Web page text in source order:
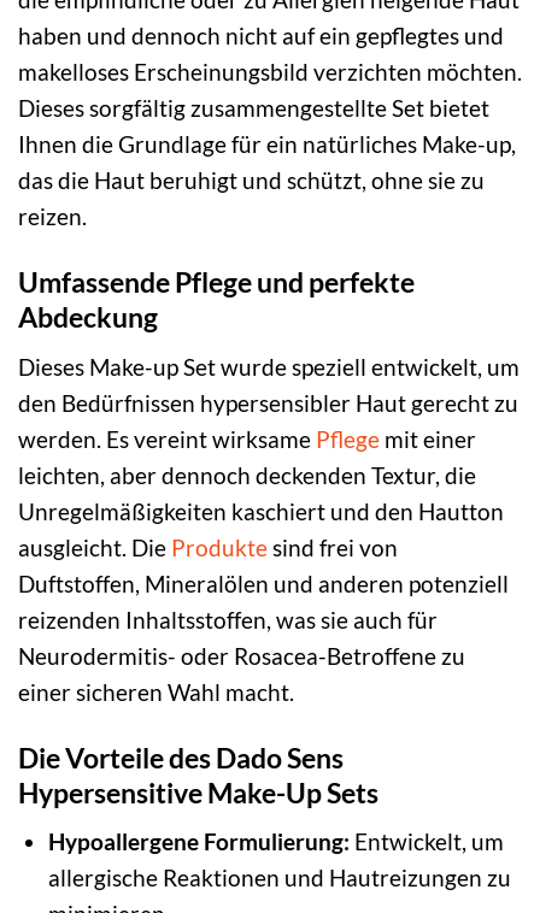
haben und dennoch nicht auf ein gepflegtes und
makelloses Erscheinungsbild verzichten möchten.
Dieses sorgfältig zusammengestellte Set bietet
Ihnen die Grundlage für ein natürliches Make-up,
das die Haut beruhigt und schützt, ohne sie zu
reizen.
Umfassende Pflege und perfekte
Abdeckung
Dieses Make-up Set wurde speziell entwickelt, um
den Bedürfnissen hypersensibler Haut gerecht zu
werden. Es vereint wirksame Pflege mit einer
leichten, aber dennoch deckenden Textur, die
Unregelmäßigkeiten kaschiert und den Hautton
ausgleicht. Die Produkte sind frei von
Duftstoffen, Mineralölen und anderen potenziell
reizenden Inhaltsstoffen, was sie auch für
Neurodermitis- oder Rosacea-Betroffene zu
einer sicheren Wahl macht.
Die Vorteile des Dado Sens
Hypersensitive Make-Up Sets
Hypoallergene Formulierung: Entwickelt, um
allergische Reaktionen und Hautreizungen zu